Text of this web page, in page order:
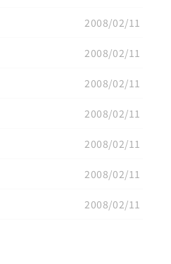
2008/02/11
2008/02/11
2008/02/11
2008/02/11
2008/02/11
2008/02/11
2008/02/11